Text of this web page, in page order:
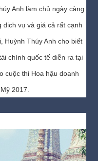
Anh làm chủ ngày càng
vụ và giá cả rất cạnh
Huỳnh Thúy Anh cho biết
chính quốc tế diễn ra tại
cuộc thi Hoa hậu doanh
2017.